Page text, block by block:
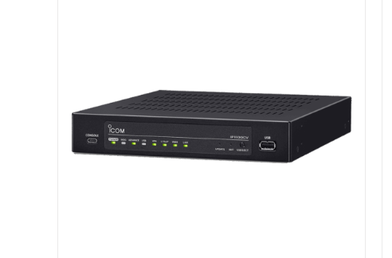
DETAILS